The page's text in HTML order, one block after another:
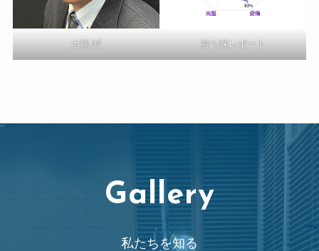
大鶴 誠 持ち味レポート
Gallery
私たちを知る